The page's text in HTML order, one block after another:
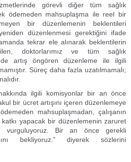
görevli diğer tüm sağlık
ödemeden mahsuplaşma ile reel bir
bir düzenlemenin beklentileri
düzenlenmesi gerektiğini ifade
tekrar ele alınarak beklentilerin
doktorlarımız ve tüm sağlık
artış öngören düzenleme ile ilgili
Süreç daha fazla uzatılmamalı;
ilgili komisyonlar bir an önce
bir ücret artışını içeren düzenlemeye
mahsuplaşmadan, çalışanın
yapacak bir düzenlemenin zaruret
Bir an önce gerekli
bekliyoruz.” diyerek sözlerini